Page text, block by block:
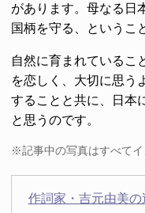
があります。母なる日
国柄を守る、というこ
自然に育まれているこ
を恋しく、大切に思う
することと共に、日本
と思うのです。
※記事中の写真はすべてイ
作詞家・吉元由美